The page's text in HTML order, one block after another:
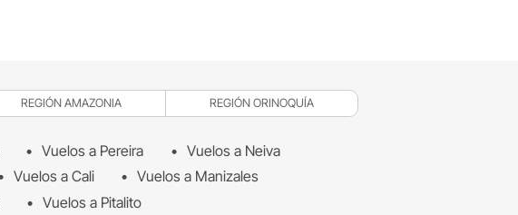
REGIÓN AMAZONIA REGIÓN ORINOQUÍA
Vuelos a Pereira
Vuelos a Neiva
Vuelos a Cali
Vuelos a Manizales
Vuelos a Pitalito